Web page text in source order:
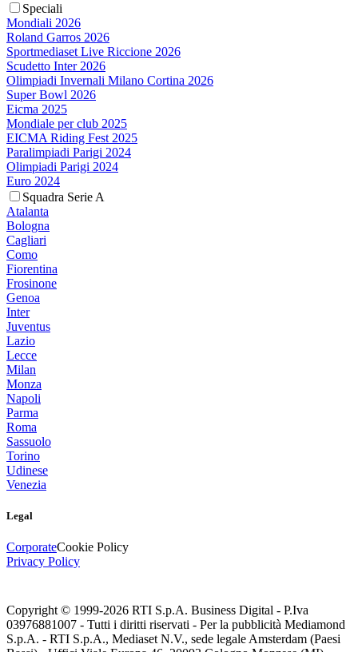
Speciali
Mondiali 2026
Roland Garros 2026
Sportmediaset Live Riccione 2026
Scudetto Inter 2026
Olimpiadi Invernali Milano Cortina 2026
Super Bowl 2026
Eicma 2025
Mondiale per club 2025
EICMA Riding Fest 2025
Paralimpiadi Parigi 2024
Olimpiadi Parigi 2024
Euro 2024
Squadra Serie A
Atalanta
Bologna
Cagliari
Como
Fiorentina
Frosinone
Genoa
Inter
Juventus
Lazio
Lecce
Milan
Monza
Napoli
Parma
Roma
Sassuolo
Torino
Udinese
Venezia
Legal
CorporateCookie Policy
Privacy Policy
Copyright © 1999-2026 RTI S.p.A. Business Digital - P.Iva
03976881007 - Tutti i diritti riservati - Per la pubblicità Mediamond
S.p.A. - RTI S.p.A., Mediaset N.V., sede legale Amsterdam (Paesi